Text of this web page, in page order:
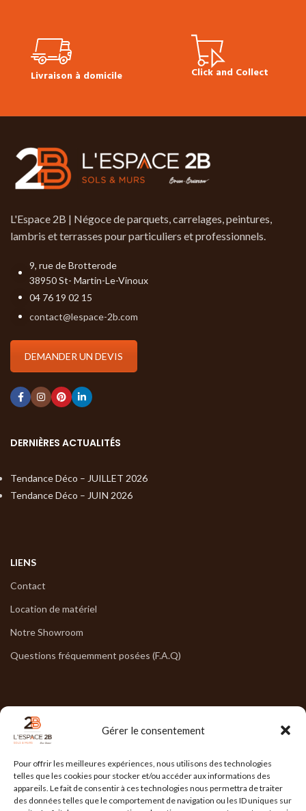
Gérer le consentement
Pour offrir les meilleures expériences, nous utilisons des technologies
telles que les cookies pour stocker et/ou accéder aux informations des
appareils. Le fait de consentir à ces technologies nous permettra de traiter
des données telles que le comportement de navigation ou les ID uniques sur
Livraison à domicile Click and Collect
L'Espace 2B | Négoce de parquets, carrelages, peintures,
lambris et terrasses pour particuliers et professionnels.
9, rue de Brotterode
38950 St- Martin-Le-Vinoux
04 76 19 02 15
contact@lespace-2b.com
DEMANDER UN DEVIS
DERNIÈRES ACTUALITÉS
Tendance Déco – JUILLET 2026
Tendance Déco – JUIN 2026
LIENS
Contact
Location de matériel
Notre Showroom
Questions fréquemment posées (F.A.Q)
NOS HORAIRES
Lun : 7h30/17h30
Mar : 7h30/17h30
Mer : 7h30/17h30